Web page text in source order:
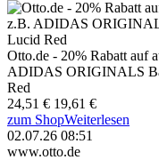
Otto.de - 20% Rabatt auf
ADIDAS ORIGINALS
Red
24,51 € 19,61 €
zum ShopWeiterlesen
02.07.26 08:51
www.otto.de